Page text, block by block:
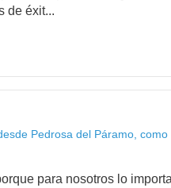
de éxit...
Pedrosa del Páramo, como
para nosotros lo